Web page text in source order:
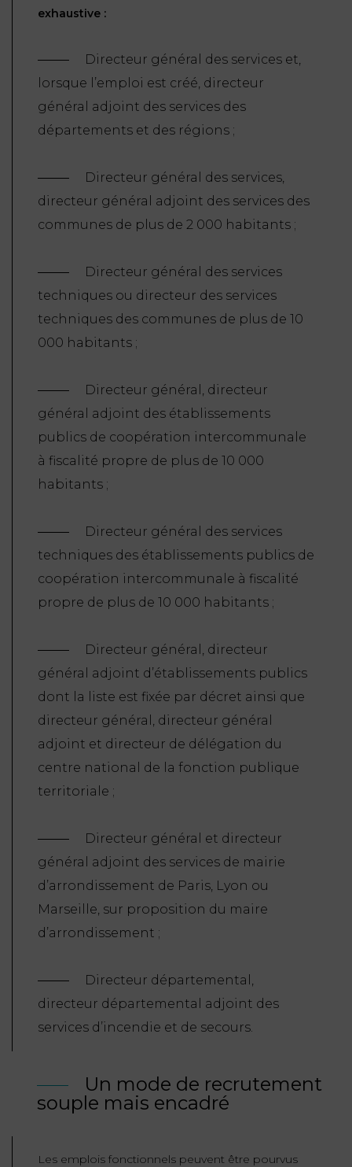
exhaustive :
Directeur général des services et,
lorsque l’emploi est créé, directeur
général adjoint des services des
départements et des régions ;
Directeur général des services,
directeur général adjoint des services des
communes de plus de 2 000 habitants ;
Directeur général des services
techniques ou directeur des services
techniques des communes de plus de 10
000 habitants ;
Directeur général, directeur
général adjoint des établissements
publics de coopération intercommunale
à fiscalité propre de plus de 10 000
habitants ;
Directeur général des services
techniques des établissements publics de
coopération intercommunale à fiscalité
propre de plus de 10 000 habitants ;
Directeur général, directeur
général adjoint d’établissements publics
dont la liste est fixée par décret ainsi que
directeur général, directeur général
adjoint et directeur de délégation du
centre national de la fonction publique
territoriale ;
Directeur général et directeur
général adjoint des services de mairie
d’arrondissement de Paris, Lyon ou
Marseille, sur proposition du maire
d’arrondissement ;
Directeur départemental,
directeur départemental adjoint des
services d’incendie et de secours.
Un mode de recrutement
souple mais encadré
Les emplois fonctionnels peuvent être pourvus